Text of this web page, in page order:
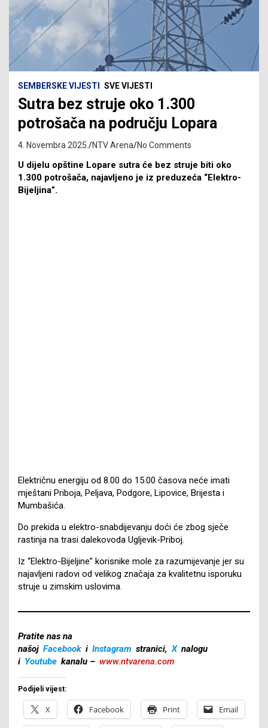
SEMBERSKE VIJESTI SVE VIJESTI
Sutra bez struje oko 1.300
potrošača na području Lopara
4. Novembra 2025. NTV Arena No Comments
U dijelu opštine Lopare sutra će bez struje biti oko
1.300 potrošača, najavljeno je iz preduzeća “Elektro-
Bijeljina”.
Električnu energiju od 8.00 do 15.00 časova neće imati
mještani Priboja, Peljava, Podgore, Lipovice, Brijesta i
Mumbašića.
Do prekida u elektro-snabdijevanju doći će zbog sječe
rastinja na trasi dalekovoda Ugljevik-Priboj.
Iz “Elektro-Bijeljine” korisnike mole za razumijevanje jer su
najavljeni radovi od velikog značaja za kvalitetnu isporuku
struje u zimskim uslovima.
Pratite nas na
našoj Facebook i Instagram stranici, X nalogu
i Youtube kanalu – www.ntvarena.com
Podijeli vijest:
X Facebook Print Email